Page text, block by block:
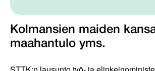
Kolmansien maiden
maahantulo yms.